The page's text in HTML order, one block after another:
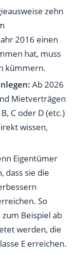
zehn
2016 einen
hat, muss
kümmern.
Ab 2026
Mietverträgen
C oder D (etc.)
wissen,
Eigentümer
dass sie die
So
Beispiel ab
werden, die
E erreichen.